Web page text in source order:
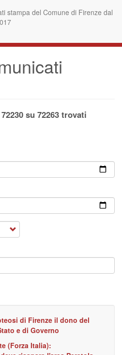
stampa del Comune di Firenze dal
su 72263 trovati
di Firenze il dono del
e di Governo
(Forza Italia):